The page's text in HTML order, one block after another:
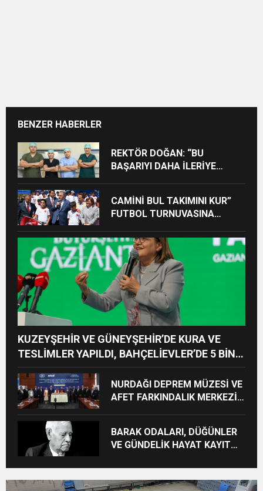
BENZER HABERLER
REKTÖR DOĞAN: “BU
BAŞARIYI DAHA İLERİYE
CAMİNİ BUL TAKIMINI KUR”
FUTBOL TURNUVASINA
BİSİKLET HEDİYE EDİLDİ
KUZEYŞEHİR VE GÜNEYŞEHİR’DE KURA VE
TESLİMLER YAPILDI, BAHÇELİEVLER’DE 5 BİN
KONUTUN TEMELİ ATILDI
NURDAĞI DEPREM MÜZESİ VE
AFET FARKINDALIK MERKEZİ
BARAK ODALARI, DÜĞÜNLER
VE GÜNDELİK HAYAT KAYIT